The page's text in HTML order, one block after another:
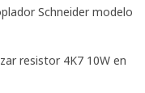
Schneider modelo
resistor 4K7 10W en